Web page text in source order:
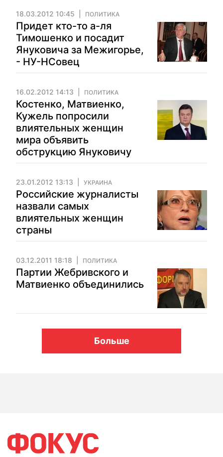
18.03.2012 10:45 ПОЛИТИКА
Придет кто-то а-ля
Тимошенко и посадит
Януковича за Межигорье,
- НУ-НСовец
16.02.2012 14:13 ПОЛИТИКА
Костенко, Матвиенко,
Кужель попросили
влиятельных женщин
мира объявить
обструкцию Януковичу
23.01.2012 13:13 УКРАИНА
Российские журналисты
назвали самых
влиятельных женщин
страны
03.12.2011 18:18 ПОЛИТИКА
Партии Жебривского и
Матвиенко объединились
Больше